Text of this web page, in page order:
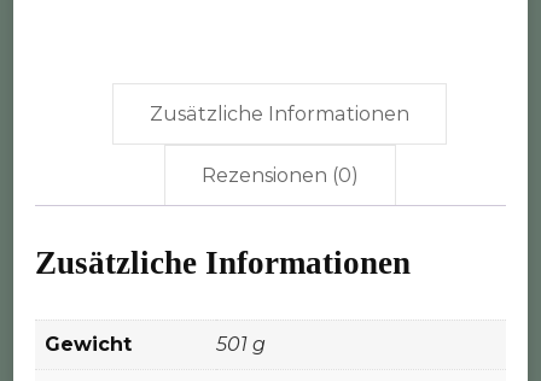
Anleitung
Zusätzliche Informationen
Rezensionen (0)
Zusätzliche Informationen
Gewicht 501 g